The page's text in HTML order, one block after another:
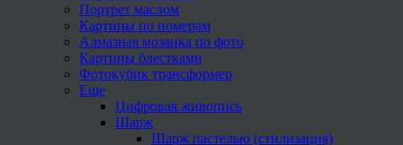
Портрет маслом
Картины по номерам
Алмазная мозаика по фото
Картины блестками
Фотокубик трансформер
Еще
Цифровая живопись
Шарж
Шарж пастелью (стилизация)